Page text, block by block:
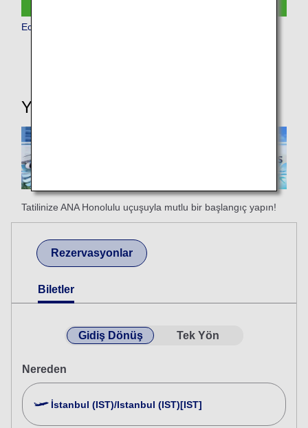
Economy Class
Yararlı Bilgiler
Tatilinize ANA Honolulu uçuşuyla mutlu bir başlangıç yapın!
Rezervasyonlar
Biletler
Gidiş Dönüş Tek Yön
Nereden
İstanbul (IST)/Istanbul (IST)[IST]